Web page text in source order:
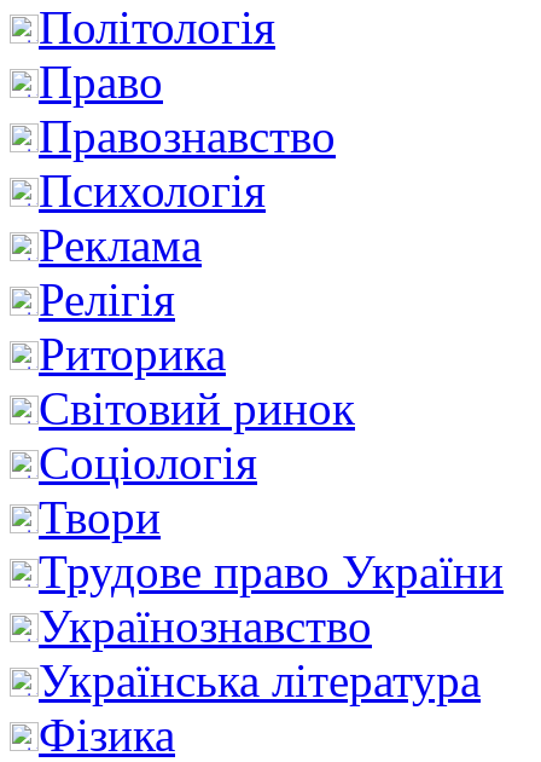
Політологія
Право
Правознавство
Психологія
Реклама
Релігія
Риторика
Світовий ринок
Соціологія
Твори
Трудове право України
Українознавство
Українська література
Фізика